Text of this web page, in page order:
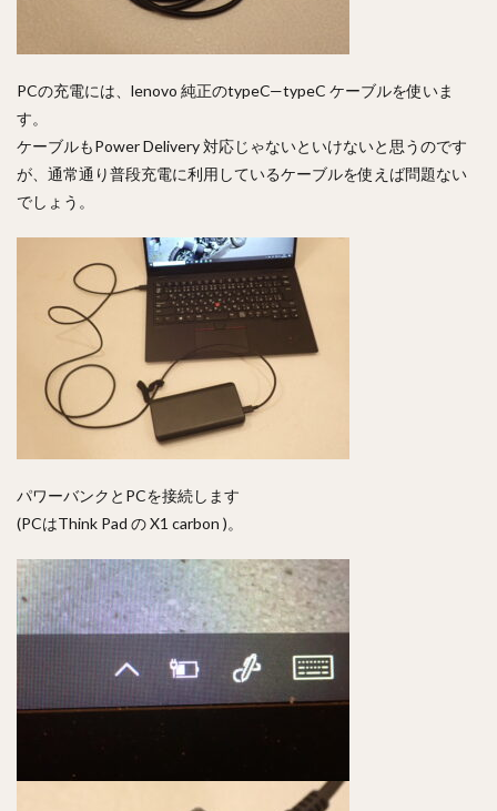
PCの充電には、lenovo 純正のtypeC—typeC ケーブルを使いま
す。
ケーブルもPower Delivery 対応じゃないといけないと思うのです
が、通常通り普段充電に利用しているケーブルを使えば問題ない
でしょう。
パワーバンクとPCを接続します
(PCはThink Pad の X1 carbon )。